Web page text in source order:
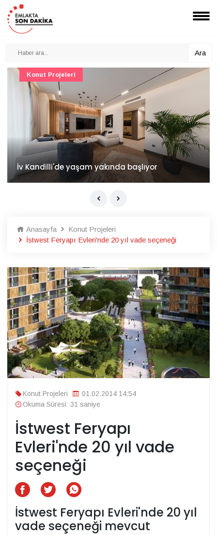
Ara
İv Kandilli'de yaşam yakında başlıyor
Konut Projeleri
Anasayfa
Konut Projeleri
İstwest Feryapı Evleri'nde 20 yıl vade seçeneği
Konut Projeleri
01.02.2014 14:54
Okuma Süresi: 31 saniye
İstwest Feryapı
Evleri'nde 20 yıl vade
seçeneği
İstwest Feryapı Evleri'nde 20 yıl
vade seçeneği mevcut